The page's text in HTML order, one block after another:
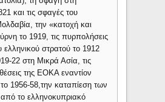
και τις σφαγές του
την «κατοχή και
το 1919, τις πυρπολήσεις
ελληνικού στρατού το 1912
22 στη Μικρά Ασία, τις
της ΕΟΚΑ εναντίον
1956-58,την καταπίεση των
το ελληνοκυπριακό